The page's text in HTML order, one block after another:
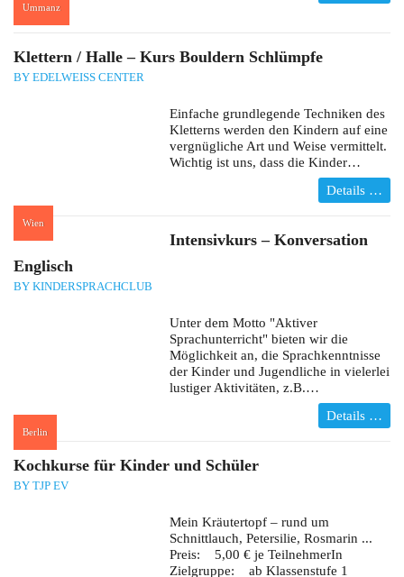
Ummanz
Klettern / Halle – Kurs Bouldern Schlümpfe
BY EDELWEISS CENTER
Wien
Einfache grundlegende Techniken des
Kletterns werden den Kindern auf eine
vergnügliche Art und Weise vermittelt.
Wichtig ist uns, dass die Kinder…
Details …
Intensivkurs – Konversation
Englisch
BY KINDERSPRACHCLUB
Berlin
Unter dem Motto "Aktiver
Sprachunterricht" bieten wir die
Möglichkeit an, die Sprachkenntnisse
der Kinder und Jugendliche in vielerlei
lustiger Aktivitäten, z.B.…
Details …
Kochkurse für Kinder und Schüler
BY TJP EV
Mein Kräutertopf – rund um
Schnittlauch, Petersilie, Rosmarin ...
Preis: 5,00 € je TeilnehmerIn
Zielgruppe: ab Klassenstufe 1